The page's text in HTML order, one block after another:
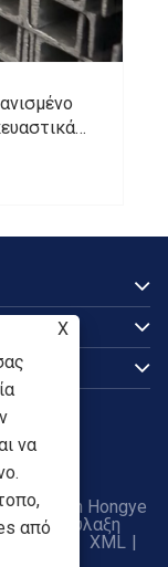
Shunchen Hongye
επιφύλαξη
XML
X
να
από